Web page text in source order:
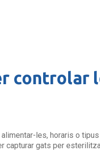
controlar
les, horaris o tipus
gats per esterilitzar